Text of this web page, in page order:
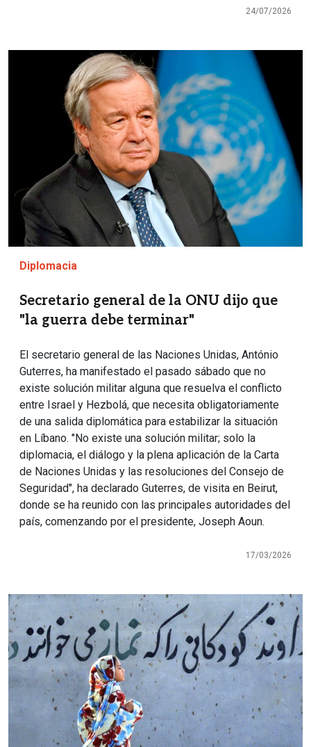
24/07/2026
Diplomacia
Secretario general de la ONU dijo que
"la guerra debe terminar"
El secretario general de las Naciones Unidas, António
Guterres, ha manifestado el pasado sábado que no
existe solución militar alguna que resuelva el conflicto
entre Israel y Hezbolá, que necesita obligatoriamente
de una salida diplomática para estabilizar la situación
en Líbano. "No existe una solución militar; solo la
diplomacia, el diálogo y la plena aplicación de la Carta
de Naciones Unidas y las resoluciones del Consejo de
Seguridad", ha declarado Guterres, de visita en Beirut,
donde se ha reunido con las principales autoridades del
país, comenzando por el presidente, Joseph Aoun.
17/03/2026
Imagen